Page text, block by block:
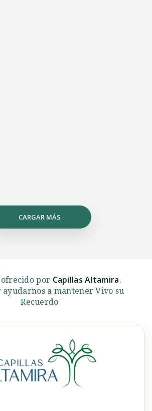
CARGAR MÁS
por Capillas Altamira.
ayudarnos a mantener Vivo su
Recuerdo